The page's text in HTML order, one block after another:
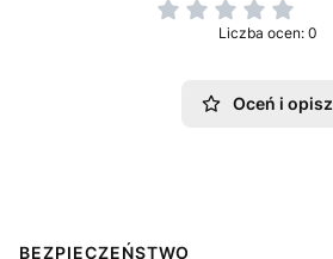
Liczba ocen: 0
Oceń i opisz
BEZPIECZEŃSTWO